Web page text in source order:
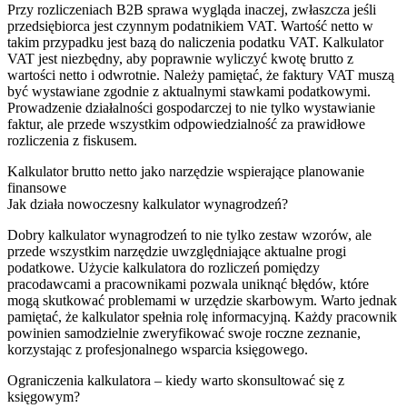
Przy rozliczeniach B2B sprawa wygląda inaczej, zwłaszcza jeśli
przedsiębiorca jest czynnym podatnikiem VAT. Wartość netto w
takim przypadku jest bazą do naliczenia podatku VAT. Kalkulator
VAT jest niezbędny, aby poprawnie wyliczyć kwotę brutto z
wartości netto i odwrotnie. Należy pamiętać, że faktury VAT muszą
być wystawiane zgodnie z aktualnymi stawkami podatkowymi.
Prowadzenie działalności gospodarczej to nie tylko wystawianie
faktur, ale przede wszystkim odpowiedzialność za prawidłowe
rozliczenia z fiskusem.
Kalkulator brutto netto jako narzędzie wspierające planowanie
finansowe
Jak działa nowoczesny kalkulator wynagrodzeń?
Dobry kalkulator wynagrodzeń to nie tylko zestaw wzorów, ale
przede wszystkim narzędzie uwzględniające aktualne progi
podatkowe. Użycie kalkulatora do rozliczeń pomiędzy
pracodawcami a pracownikami pozwala uniknąć błędów, które
mogą skutkować problemami w urzędzie skarbowym. Warto jednak
pamiętać, że kalkulator spełnia rolę informacyjną. Każdy pracownik
powinien samodzielnie zweryfikować swoje roczne zeznanie,
korzystając z profesjonalnego wsparcia księgowego.
Ograniczenia kalkulatora – kiedy warto skonsultować się z
księgowym?